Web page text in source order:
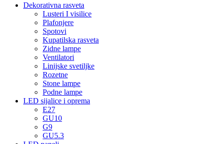
Dekorativna rasveta
Lusteri I visilice
Plafonjere
Spotovi
Kupatilska rasveta
Zidne lampe
Ventilatori
Linijske svetiljke
Rozetne
Stone lampe
Podne lampe
LED sijalice i oprema
E27
GU10
G9
GU5.3